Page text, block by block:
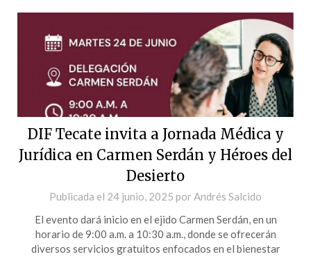
DIF Tecate invita a Jornada Médica y
Jurídica en Carmen Serdán y Héroes del
Desierto
Publicada el 24 junio, 2025 por Andrés Salcido
El evento dará inicio en el ejido Carmen Serdán, en un
horario de 9:00 a.m. a 10:30 a.m., donde se ofrecerán
diversos servicios gratuitos enfocados en el bienestar